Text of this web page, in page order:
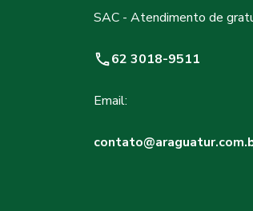
SAC - Atendimento de
62 3018-9511
Email: